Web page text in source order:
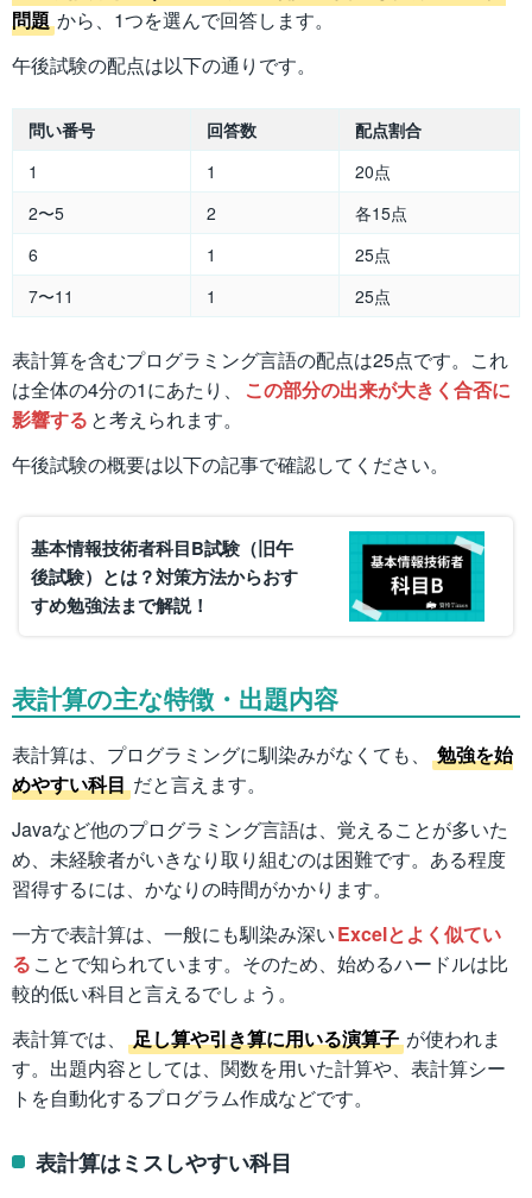
問題 から、1つを選んで回答します。
午後試験の配点は以下の通りです。
問い番号 回答数
配点割合
1
1
20点
2〜5
2
各15点
6
1
25点
7〜11
1 25点
表計算を含むプログラミング言語の配点は25点です。これ
は全体の4分の1にあたり、
この部分の出来が大きく合否に
影響する と考えられます。
午後試験の概要は以下の記事で確認してください。
基本情報技術者科目B試験（旧午
後試験）とは？対策方法からおす
すめ勉強法まで解説！
表計算の主な特徴・出題内容
表計算は、プログラミングに馴染みがなくても、
勉強を始
めやすい科目 だと言えます。
Javaなど他のプログラミング言語は、覚えることが多いた
め、未経験者がいきなり取り組むのは困難です。ある程度
習得するには、かなりの時間がかかります。
一方で表計算は、一般にも馴染み深いExcelとよく似てい
る ことで知られています。そのため、始めるハードルは比
較的低い科目と言えるでしょう。
表計算では、
足し算や引き算に用いる演算子 が使われま
す。出題内容としては、関数を用いた計算や、表計算シー
トを自動化するプログラム作成などです。
表計算はミスしやすい科目